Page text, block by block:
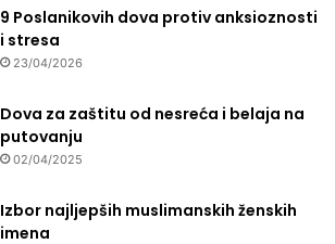
9 Poslanikovih dova protiv anksioznosti
i stresa
23/04/2026
Dova za zaštitu od nesreća i belaja na
putovanju
02/04/2025
Izbor najljepših muslimanskih ženskih
imena